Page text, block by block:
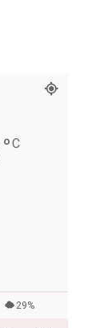
°C
29%